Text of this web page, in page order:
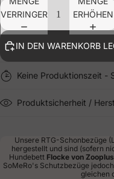
VERRINGERN
ERHÖHEN
IN DEN WARENKORB
Keine Produktionszeit -
Produktsicherheit /
Unsere RTG-Schonbezüge
hergestellt und sind (sofern
Hundebett Flocke von Zooplus
SoMeRo's Schutzbezüge
gleichen